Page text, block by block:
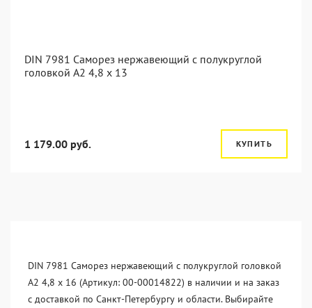
DIN 7981 Саморез нержавеющий с полукруглой
головкой А2 4,8 x 13
1 179.00 руб. КУПИТЬ
DIN 7981 Саморез нержавеющий с полукруглой головкой
А2 4,8 x 16 (Артикул: 00-00014822) в наличии и на заказ
с доставкой по Санкт-Петербургу и области. Выбирайте